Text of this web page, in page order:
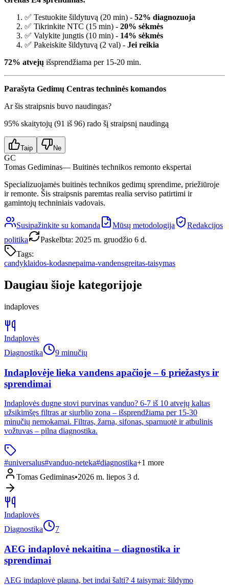
✅ Testuokite šildytuvą (20 min) - 52% diagnozuoja
✅ Tikrinkite NTC (15 min) - 20% sėkmės
✅ Valykite jungtis (10 min) - 14% sėkmės
✅ Pakeiskite šildytuvą (2 val) - Jei reikia
72% atvejų išsprendžiama per 15-20 min.
Parašyta Gedimų Centras techninės komandos
Ar šis straipsnis buvo naudingas?
95% skaitytojų (91 iš 96) rado šį straipsnį naudingą
Taip Ne
GC
Tomas Gediminas— Buitinės technikos remonto ekspertai
Specializuojamės buitinės technikos gedimų sprendime, priežiūroje
ir remonte. Šis straipsnis paremtas realia serviso patirtimi ir
gamintojų techniniais vadovais.
Susipažinkite su komanda Mūsų metodologija
Redakcijos
politika
Paskelbta: 2025 m. gruodžio 6 d.
Tags:
candyklaidos-kodasnepaima-vandensgreitas-taisymas
Daugiau šioje kategorijoje
indaploves
Indaplovės
Diagnostika
9 minučių
Indaplovėje lieka vandens apačioje – 6 priežastys ir
sprendimai
Indaplovės dugne stovi purvinas vanduo? 6-7 iš 10 atvejų kaltas
užsikimšęs filtras ar siurblio zona – išsprendžiama per 15-30
minučių nemokamai. Filtras, žarna, sifonas, sparnuotė ir atbulinis
vožtuvas – pilna diagnostika.
#universalus#vanduo-neteka#diagnostika+1 more
Tomas Gediminas•2026 m. liepos 3 d.
Indaplovės
Diagnostika
7
AEG indaplovė nekaitina – diagnostika ir
sprendimai
AEG indaplovė plauna, bet indai šalti? 4 taisymai: šildymo